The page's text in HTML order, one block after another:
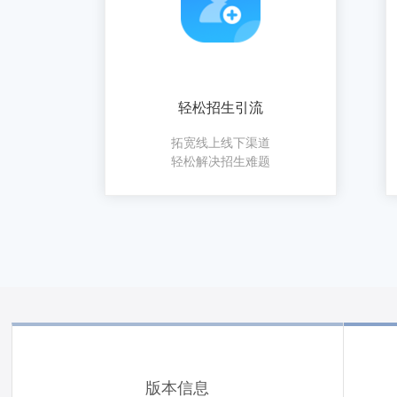
轻松招生引流
拓宽线上线下渠道
轻松解决招生难题